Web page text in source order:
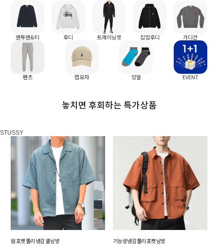
맨투맨&티 후디 트레이닝셋 집업후디 가디건
팬츠 캡모자 양말 EVENT
놓치면 후회하는 특가상품
STUSSY
원 포켓 폴리 냉감 쿨 남방
기능성 냉감 폴리 포켓 남방